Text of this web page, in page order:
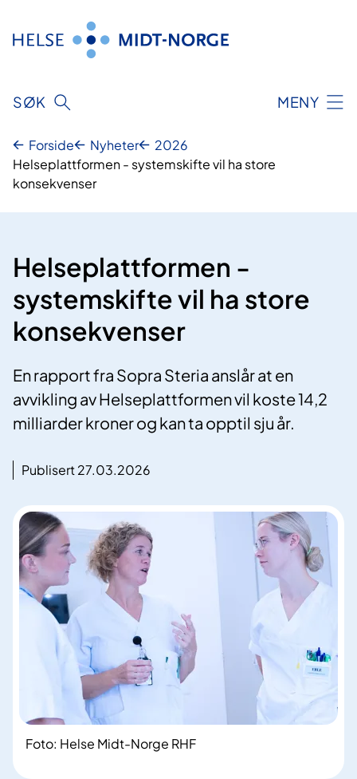
innhold
SØK MENY
Forside Nyheter
2026
Helseplattformen - systemskifte vil ha store
konsekvenser
Helseplattformen -
systemskifte vil ha store
konsekvenser
En rapport fra Sopra Steria anslår at en
avvikling av Helseplattformen vil koste 14,2
milliarder kroner og kan ta opptil sju år.
Publisert 27.03.2026
Foto: Helse Midt-Norge RHF